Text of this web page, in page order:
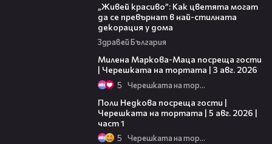
„Живей красиво”: Как цветята могат
да се превърнат в най-стилната
декорация у дома
Здравей България
Милена Маркова-Маца посреща гости
| Черешката на тортата | 3 авг. 2026
5 Черешката на тортата
Поли Недкова посреща гости |
Черешката на тортата | 5 авг. 2026 |
част 1
5 Черешката на тортата